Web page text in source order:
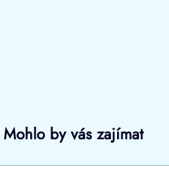
Mohlo by vás zajímat